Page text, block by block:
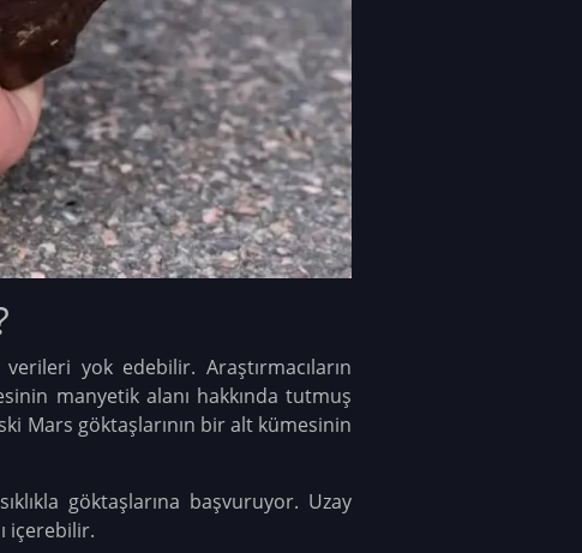
verileri yok edebilir. Araştırmacıların
manyetik alanı hakkında tutmuş
Mars göktaşlarının bir alt kümesinin
göktaşlarına başvuruyor. Uzay
içerebilir.